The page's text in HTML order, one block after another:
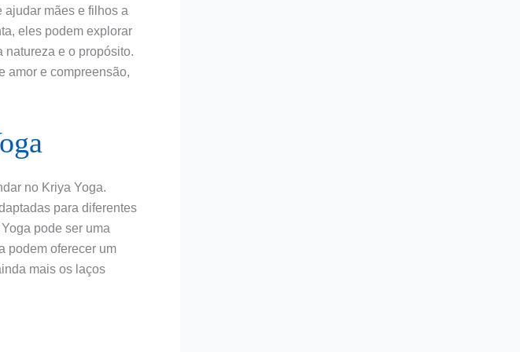
ajudar mães e filhos a
eles podem explorar
natureza e o propósito.
amor e compreensão,
no Kriya Yoga.
para diferentes
pode ser uma
podem oferecer um
mais os laços